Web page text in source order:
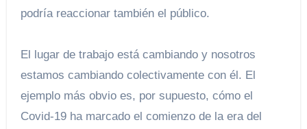
podría reaccionar también el público.
El lugar de trabajo está cambiando y nosotros
estamos cambiando colectivamente con él. El
ejemplo más obvio es, por supuesto, cómo el
Covid-19 ha marcado el comienzo de la era del